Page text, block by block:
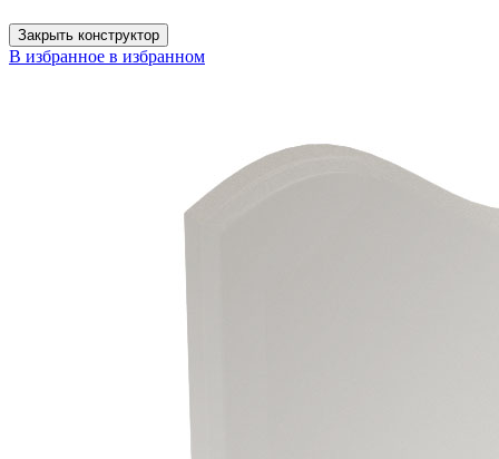
Закрыть конструктор
В избранное в избранном